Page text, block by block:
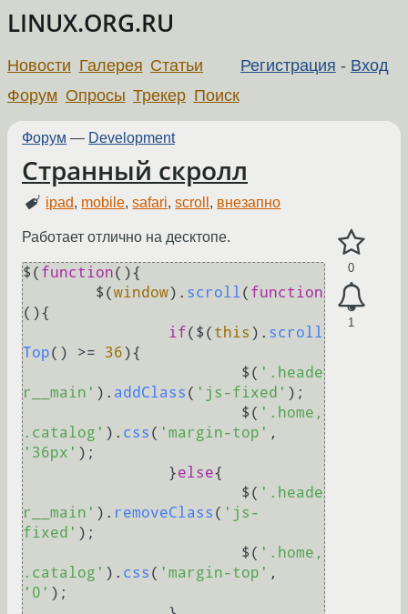
LINUX.ORG.RU
Регистрация - Вход
Новости Галерея Статьи
Форум Опросы Трекер Поиск
Форум — Development
Странный скролл
ipad, mobile,safari,scroll , внезапно
0
1
Работает отлично на десктопе.
$( function( ){
	$(
window). scroll( function
( ){
if($( this ). scroll
Top() >= 36){
			$(
'.heade
r__main' ). addClass ( 'js-fixed' );
			$(
'.home,
.catalog' ). css ( 'margin-top'
'36px' );
		}
else{
			$(
'.heade
r__main' ). removeClass ( 'js-
fixed' );
			$(
'.home,
.catalog' ). css ( 'margin-top'
'0' );